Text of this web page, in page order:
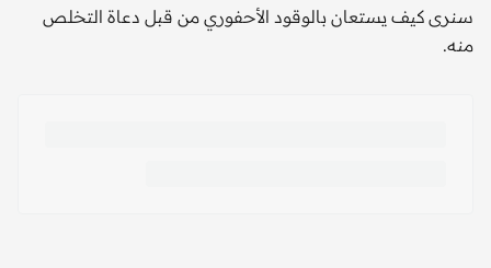
سنرى كيف يستعان بالوقود الأحفوري من قبل دعاة التخلص
منه.